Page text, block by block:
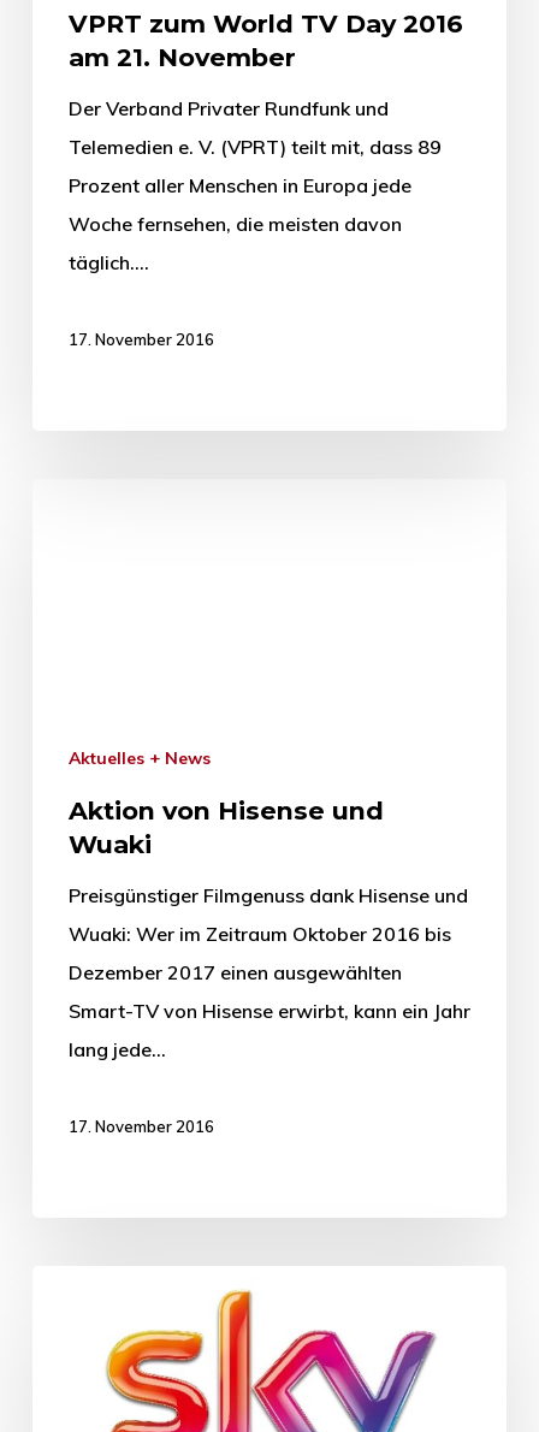
VPRT zum World TV Day 2016
am 21. November
Der Verband Privater Rundfunk und
Telemedien e. V. (VPRT) teilt mit, dass 89
Prozent aller Menschen in Europa jede
Woche fernsehen, die meisten davon
täglich.…
17. November 2016
Aktuelles + News
Aktion von Hisense und
Wuaki
Preisgünstiger Filmgenuss dank Hisense und
Wuaki: Wer im Zeitraum Oktober 2016 bis
Dezember 2017 einen ausgewählten
Smart-TV von Hisense erwirbt, kann ein Jahr
lang jede…
17. November 2016